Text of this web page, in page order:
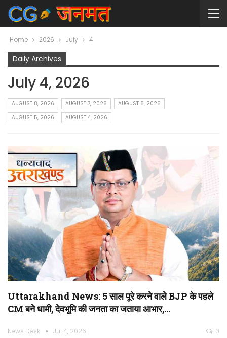
Home 2026 July 4
Daily Archives
July 4, 2026
AUGUST 8, 2026 AUGUST 7, 2026
AUGUST 6, 2026
AUGUST 5, 2026
AUGUST 4, 2026
Uttarakhand News: 5 साल पूरे करने वाले BJP के पहले
CM बने धामी, देवभूमि की जनता का जताया आभार,…
News Desk Jul 4, 2026 0